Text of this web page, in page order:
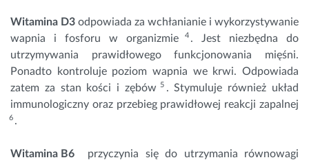
Witamina D3 odpowiada za wchłanianie i wykorzystywanie
wapnia i fosforu w organizmie4 . Jest niezbędna do
utrzymywania prawidłowego funkcjonowania mięśni.
Ponadto kontroluje poziom wapnia we krwi. Odpowiada
zatem za stan kości i zębów5 . Stymuluje również układ
immunologiczny oraz przebieg prawidłowej reakcji zapalnej
6 .
Witamina B6 przyczynia się do utrzymania równowagi